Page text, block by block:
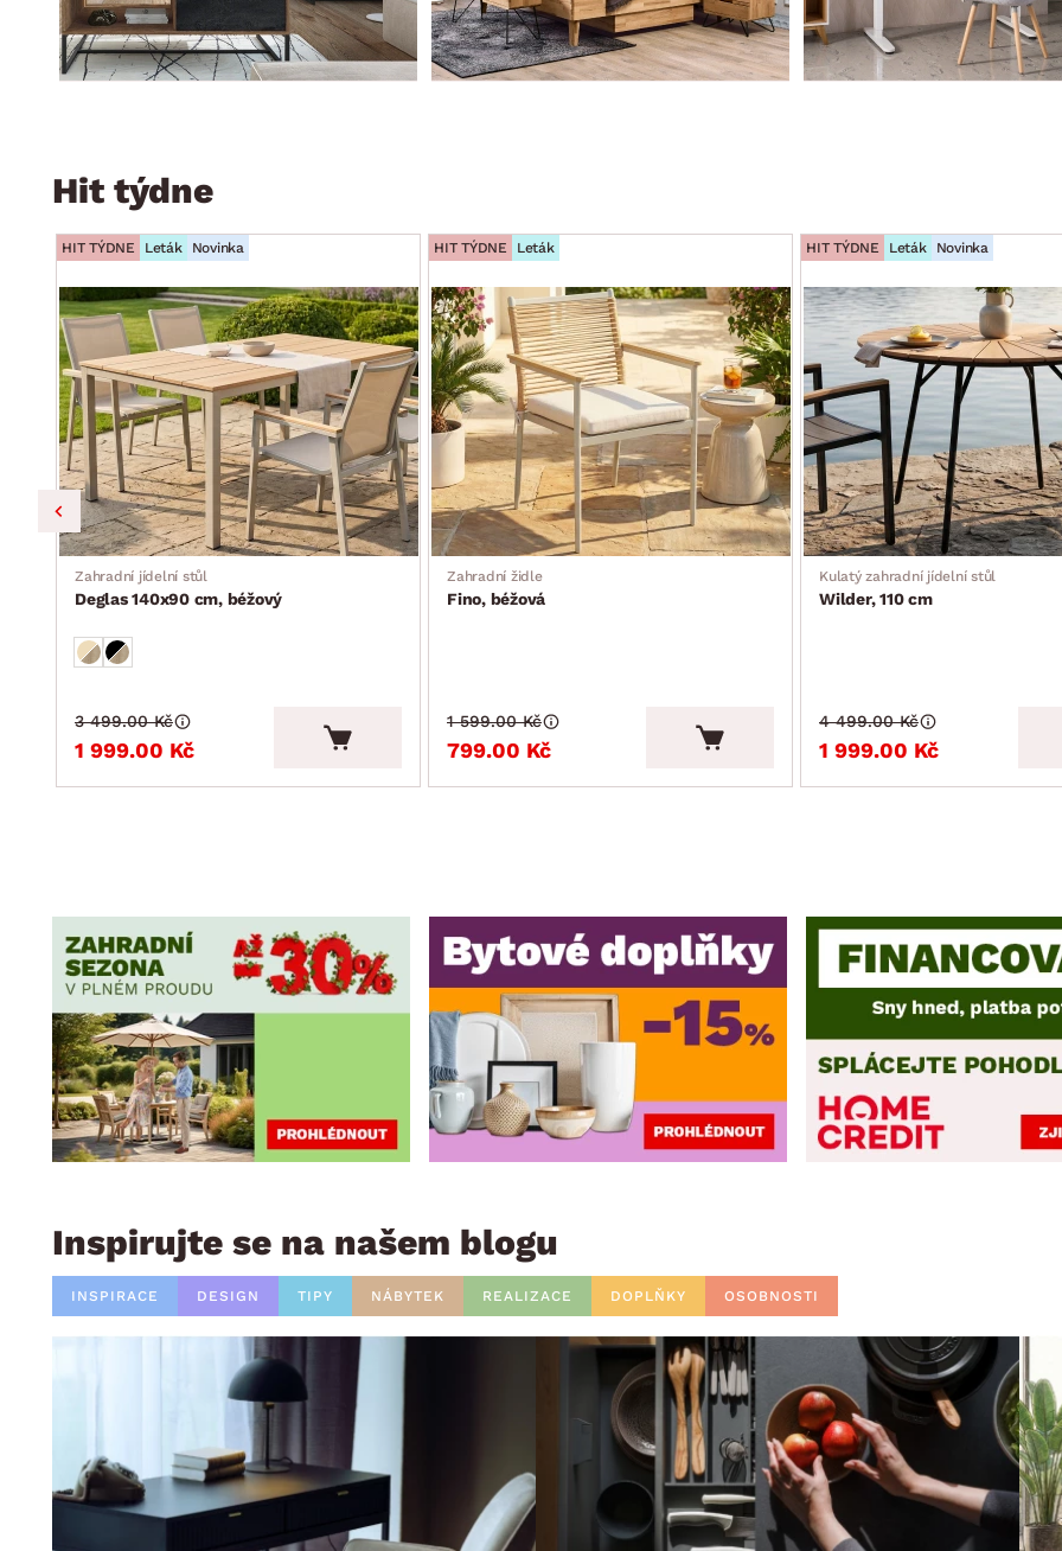
Hit týdne
HIT TÝDNE Leták Novinka
Zahradní jídelní stůl
Deglas 140x90 cm, béžový
1 999.00 Kč
3 499.00 Kč
HIT TÝDNE Leták
Zahradní židle
Fino, béžová
799.00 Kč
1 599.00 Kč
HIT TÝDNE Leták Novinka
Kulatý zahradní jídelní stůl
Wilder, 110 cm
1 999.00 Kč
4 499.00 Kč
Inspirujte se na našem blogu
INSPIRACE DESIGN TIPY NÁBYTEK REALIZACE DOPLŇKY OSOBNOSTI